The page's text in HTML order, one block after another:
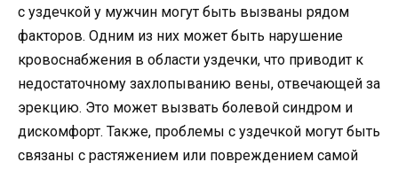
с уздечкой у мужчин могут быть вызваны рядом
факторов. Одним из них может быть нарушение
кровоснабжения в области уздечки, что приводит к
недостаточному захлопыванию вены, отвечающей за
эрекцию. Это может вызвать болевой синдром и
дискомфорт. Также, проблемы с уздечкой могут быть
связаны с растяжением или повреждением самой